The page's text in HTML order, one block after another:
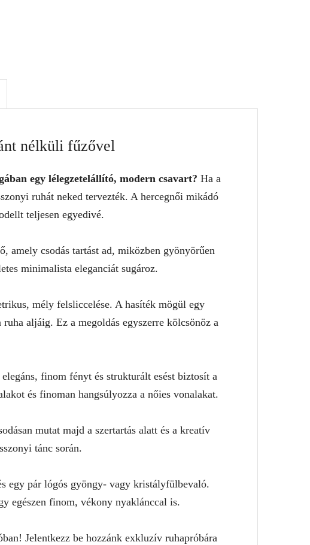
nélküli fűzővel
egy lélegzetelállító, modern csavart? Ha a
ruhát neked tervezték. A hercegnői mikádó
teljesen egyedivé.
amely csodás tartást ad, miközben gyönyörűen
minimalista eleganciát sugároz.
mély felsliccelése. A hasíték mögül egy
aljáig. Ez a megoldás egyszerre kölcsönöz a
finom fényt és strukturált esést biztosít a
és finoman hangsúlyozza a nőies vonalakat.
mutat majd a szertartás alatt és a kreatív
tánc során.
egy pár lógós gyöngy- vagy kristályfülbevaló.
egészen finom, vékony nyaklánccal is.
Jelentkezz be hozzánk exkluzív ruhapróbára